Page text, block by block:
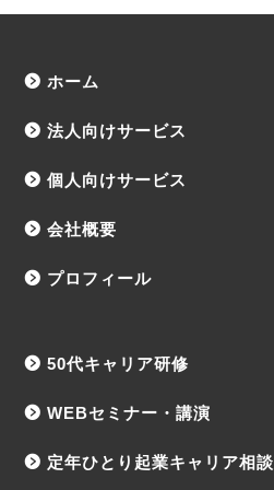
ホーム
法人向けサービス
個人向けサービス
会社概要
プロフィール
50代キャリア研修
WEBセミナー・講演
定年ひとり起業キャリア相談